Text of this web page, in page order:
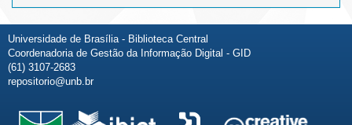
Universidade de Brasília - Biblioteca Central
Coordenadoria de Gestão da Informação Digital - GID
(61) 3107-2683
repositorio@unb.br